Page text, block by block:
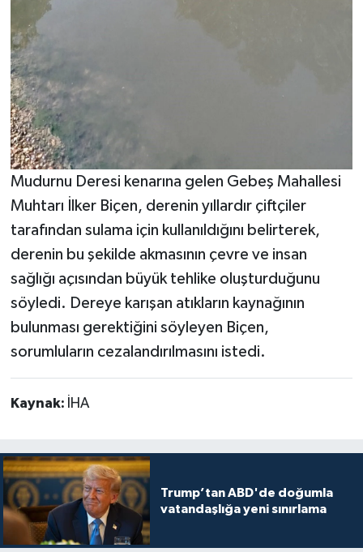
Mudurnu Deresi kenarına gelen Gebeş Mahallesi
Muhtarı İlker Biçen, derenin yıllardır çiftçiler
tarafından sulama için kullanıldığını belirterek,
derenin bu şekilde akmasının çevre ve insan
sağlığı açısından büyük tehlike oluşturduğunu
söyledi. Dereye karışan atıkların kaynağının
bulunması gerektiğini söyleyen Biçen,
sorumluların cezalandırılmasını istedi.
Kaynak: İHA
Trump’tan ABD'de doğumla
vatandaşlığa yeni sınırlama